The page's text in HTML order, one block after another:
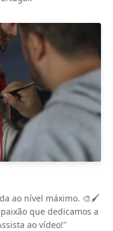
ao nível máximo. 🎨🖌️
que dedicamos a
ao vídeo!"